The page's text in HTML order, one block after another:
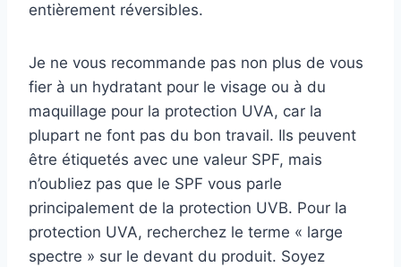
entièrement réversibles.
Je ne vous recommande pas non plus de vous
fier à un hydratant pour le visage ou à du
maquillage pour la protection UVA, car la
plupart ne font pas du bon travail. Ils peuvent
être étiquetés avec une valeur SPF, mais
n’oubliez pas que le SPF vous parle
principalement de la protection UVB. Pour la
protection UVA, recherchez le terme « large
spectre » sur le devant du produit. Soyez